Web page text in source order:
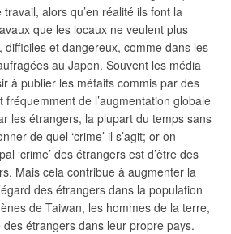
alors qu’en réalité ils font la
que les locaux ne veulent plus
difficiles et dangereux, comme dans les
au Japon. Souvent les média
à publier les méfaits commis par des
de l’augmentation globale
les étrangers, la plupart du temps sans
de quel ‘crime’ il s’agit; or on
‘crime’ des étrangers est d’être des
Mais cela contribue à augmenter la
des étrangers dans la population
de Taiwan, les hommes de la terre,
étrangers dans leur propre pays.